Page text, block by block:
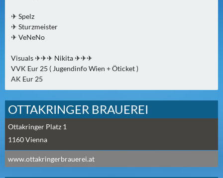
2
)
U
E
B
E
R
M
O
R
G
E
✈ Spelz
✈ Sturzmeister
✈ VeNeNo
Visuals ✈✈✈ Nikita ✈✈✈
VVK Eur 25 ( Jugendinfo Wien + Öticket )
AK Eur 25
OTTAKRINGER BRAUEREI
Ottakringer Platz 1
1160Vienna
www.ottakringerbrauerei.at